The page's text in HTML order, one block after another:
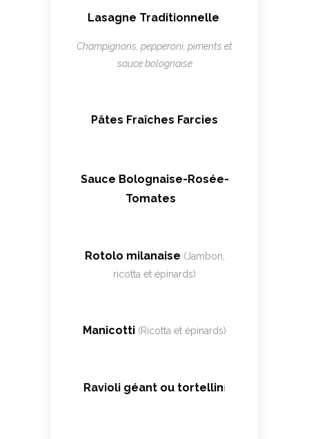
Lasagne Traditionnelle
Champignons, pepperoni, piments et
sauce bolognaise
Pâtes Fraîches Farcies
Sauce Bolognaise-Rosée-
Tomates
Rotolo milanaise (Jambon,
ricotta et épinards)
Manicotti (Ricotta et épinards)
Ravioli géant ou tortellini